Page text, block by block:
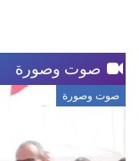
صوت وصورة
صوت وصورة